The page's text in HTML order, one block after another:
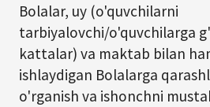
Bolalar, uy (o'quvchilarni
tarbiyalovchi/o'quvchilarga
kattalar) va maktab bilan
ishlaydigan Bolalarga
o'rganish va ishonchni